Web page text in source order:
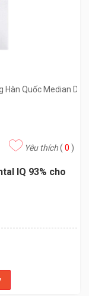
Yêu thích( 0 )
IQ 93% cho